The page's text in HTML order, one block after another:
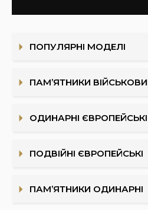
ПОПУЛЯРНІ МОДЕЛІ
ПАМ’ЯТНИКИ
ОДИНАРНІ ЄВРОПЕЙСЬКІ
ПОДВІЙНІ ЄВРОПЕЙСЬКІ
ПАМ’ЯТНИКИ ОДИНАРНІ